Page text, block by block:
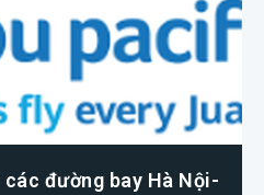
đường bay Hà Nội-